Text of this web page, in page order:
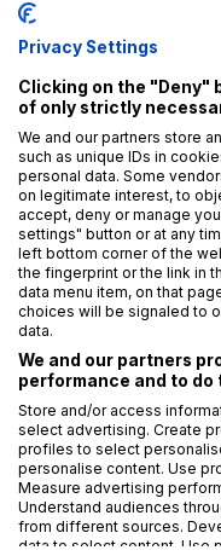
Celý proces,
zaměstnanců,
interního
zaměstnanci
trvalý přístup.
Stejně tak je
výmaz a
mateřské
doložit, že váš
papíře, ale
Privacy Settings
Clicking on the
of only strictly
We and our partners store
such as unique IDs in
personal data. Some
on legitimate interest, to
accept, deny or manage
settings" button or at any
left bottom corner of the
the fingerprint or the link in
data menu item, on that
choices will be signaled to
data.
We and our partners
performance and to do
Store and/or access
select advertising. Create
profiles to select
personalise content. Use
Measure advertising
Understand audiences
from different sources.
data to select content. Use